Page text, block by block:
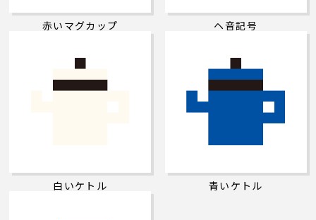
赤いマグカップ ヘ音記号
白いケトル 青いケトル